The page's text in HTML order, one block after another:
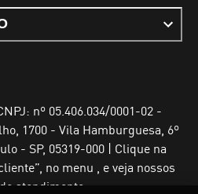
nº 05.406.034/0001-02 -
1700 - Vila Hamburguesa, 6º
- SP, 05319-000 | Clique na
no menu , e veja nossos
atendimento